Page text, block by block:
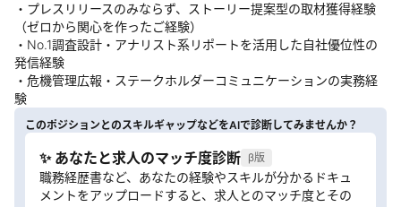
・プレスリリースのみならず、ストーリー提案型の取材獲得経験
（ゼロから関心を作ったご経験）
・No.1調査設計・アナリスト系リポートを活用した自社優位性の
発信経験
・危機管理広報・ステークホルダーコミュニケーションの実務経
験
このポジションとのスキルギャップなどをAIで診断してみませんか？
✨ あなたと求人のマッチ度診断 β版
職務経歴書など、あなたの経験やスキルが分かるドキュ
メントをアップロードすると、求人とのマッチ度とその